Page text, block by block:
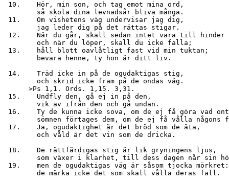
10.    Hör, min son, och tag emot mina ord,
        så skola dina levnadsår bliva många.
11.    Om vishetens väg undervisar jag dig,
        jag leder dig på det rättas stigar.
12.    När du går, skall sedan intet vara till hinder
        och när du löper, skall du icke falla;
13.    håll blott oavlåtligt fast vid min tuktan;
        bevara henne, ty hon är ditt liv.
14.    Träd icke in på de ogudaktigas stig,
        och skrid icke fram på de ondas väg.
      >Ps 1,1. Ords. 1,15. 3,31.
15.    Undfly den, gå ej in på den,
        vik av ifrån den och gå undan.
16.    Ty de kunna icke sova, om de ej få göra vad
sömnen förtages dem, om de ej få vålla någons
17.    Ja, ogudaktighet är det bröd som de äta,
        och våld är det vin som de dricka.
18.    De rättfärdigas stig är lik gryningens ljus,
som växer i klarhet, till dess dagen når sin
19.    men de ogudaktigas väg är såsom tjocka mörkret:
        de märka icke det som skall vålla deras fall.